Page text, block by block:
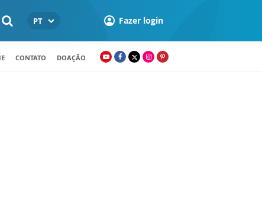
PT Fazer login
CONTATO DOAÇÃO